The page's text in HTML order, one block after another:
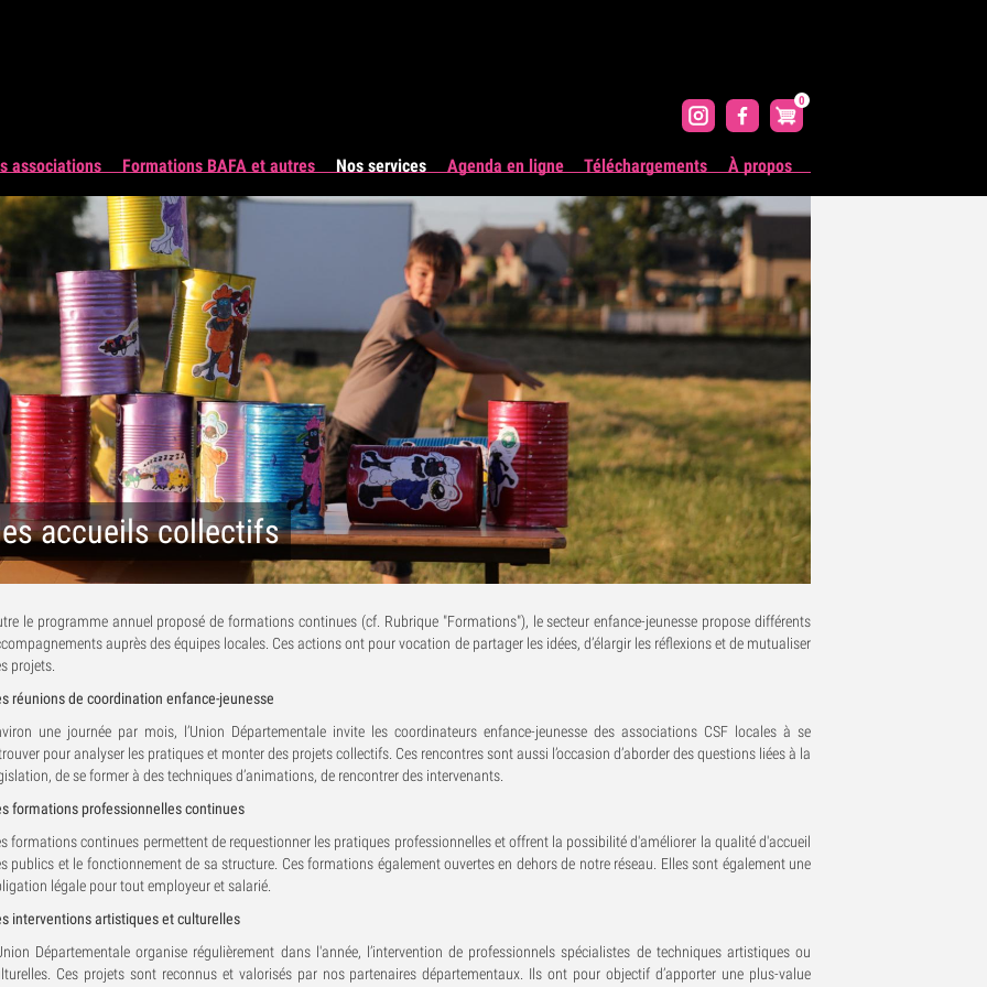
0
associations Formations BAFA et autres Nos services Agenda en ligne Téléchargements À propos
accueils collectifs
le programme annuel proposé de formations continues (cf. Rubrique "Formations"), le secteur enfance-jeunesse propose différents
auprès des équipes locales. Ces actions ont pour vocation de partager les idées, d’élargir les réflexions et de mutualiser
projets.
réunions de coordination enfance-jeunesse
une journée par mois, l’Union Départementale invite les coordinateurs enfance-jeunesse des associations CSF locales à se
pour analyser les pratiques et monter des projets collectifs. Ces rencontres sont aussi l’occasion d’aborder des questions liées à la
de se former à des techniques d’animations, de rencontrer des intervenants.
formations professionnelles continues
formations continues permettent de requestionner les pratiques professionnelles et offrent la possibilité d'améliorer la qualité d'accueil
publics et le fonctionnement de sa structure. Ces formations également ouvertes en dehors de notre réseau. Elles sont également une
légale pour tout employeur et salarié.
interventions artistiques et culturelles
Départementale organise régulièrement dans l'année, l’intervention de professionnels spécialistes de techniques artistiques ou
Ces projets sont reconnus et valorisés par nos partenaires départementaux. Ils ont pour objectif d’apporter une plus-value